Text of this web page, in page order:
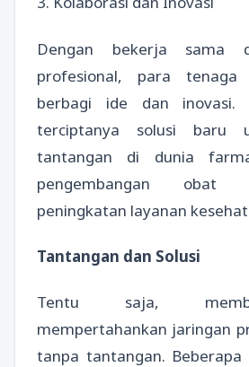
Dengan bekerja sama
profesional, para
berbagi ide dan inovasi.
terciptanya solusi baru
tantangan di dunia
pengembangan obat
peningkatan layanan
Tantangan dan Solusi
Tentu saja,
mempertahankan jaringan
tanpa tantangan.